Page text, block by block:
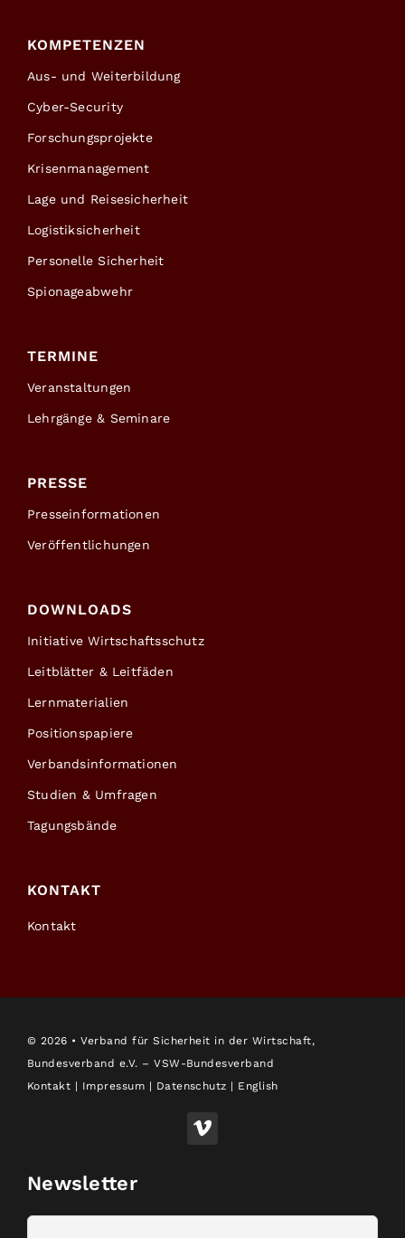
KOMPETENZEN
Aus- und Weiterbildung
Cyber-Security
Forschungsprojekte
Krisenmanagement
Lage und Reisesicherheit
Logistiksicherheit
Personelle Sicherheit
Spionageabwehr
TERMINE
Veranstaltungen
Lehrgänge & Seminare
PRESSE
Presseinformationen
Veröffentlichungen
DOWNLOADS
Initiative Wirtschaftsschutz
Leitblätter & Leitfäden
Lernmaterialien
Positionspapiere
Verbandsinformationen
Studien & Umfragen
Tagungsbände
KONTAKT
Kontakt
© 2026 • Verband für Sicherheit in der Wirtschaft,
Bundesverband e.V. – VSW-Bundesverband
Kontakt | Impressum | Datenschutz | English
Newsletter